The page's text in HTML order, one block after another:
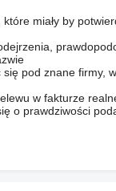
miały by
pod znane firmy,
w fakturze
o prawdziwości